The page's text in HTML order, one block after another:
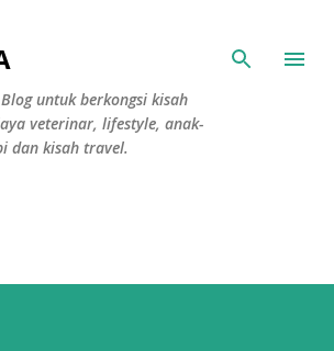
untuk berkongsi kisah
veterinar, lifestyle, anak-
dan kisah travel.